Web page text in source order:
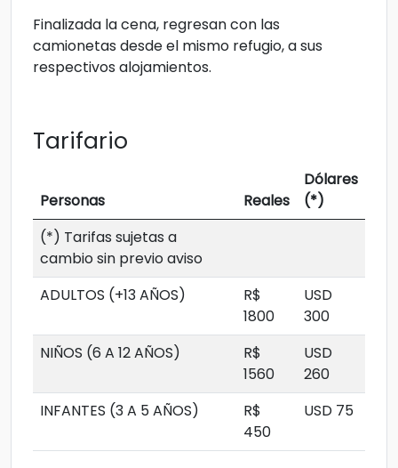
Finalizada la cena, regresan con las
camionetas desde el mismo refugio, a sus
respectivos alojamientos.
Tarifario
Personas Reales
Dólares
(*)
(*) Tarifas sujetas a
cambio sin previo aviso
ADULTOS (+13 AÑOS)
R$
1800
USD
300
NIÑOS (6 A 12 AÑOS)
R$
1560
USD
260
INFANTES (3 A 5 AÑOS)
R$
450
USD 75